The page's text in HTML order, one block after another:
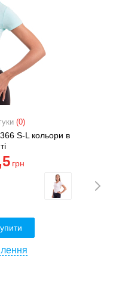
(0)
S-L кольори в
грн